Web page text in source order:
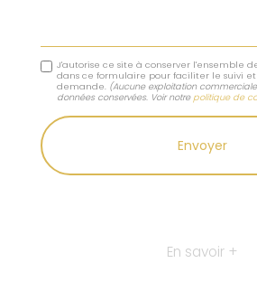
J'autorise ce site à conserver l'ensemble
dans ce formulaire pour faciliter le suivi
demande. (Aucune exploitation
données conservées. Voir notre politique de
En savoir +